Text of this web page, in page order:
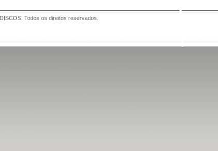
Todos os direitos reservados.